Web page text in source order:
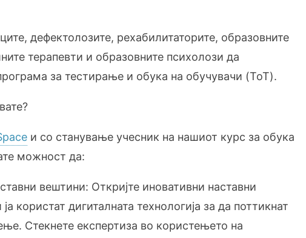
дефектолозите, рехабилитаторите, образовните
терапевти и образовните психолози да
за тестирање и обука на обучувачи (ToT).
и со станување учесник на нашиот курс за обука
можност да:
вештини: Откријте иновативни наставни
користат дигиталната технологија за да поттикнат
Стекнете експертиза во користењето на